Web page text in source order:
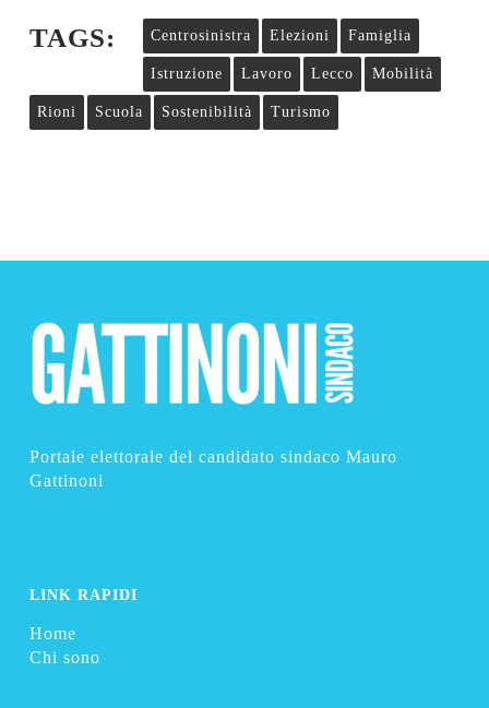
TAGS: Centrosinistra Elezioni Famiglia
Istruzione Lavoro Lecco Mobilità
Rioni Scuola Sostenibilità Turismo
Portale elettorale del candidato sindaco Mauro
Gattinoni
LINK RAPIDI
Home
Chi sono